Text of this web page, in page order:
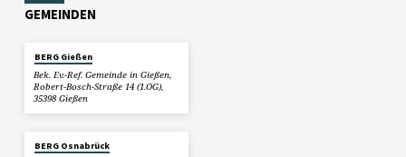
GEMEINDEN
BERG Gießen
Bek. Ev.-Ref. Gemeinde in Gießen,
Robert-Bosch-Straße 14 (1.OG),
35398 Gießen
BERG Osnabrück